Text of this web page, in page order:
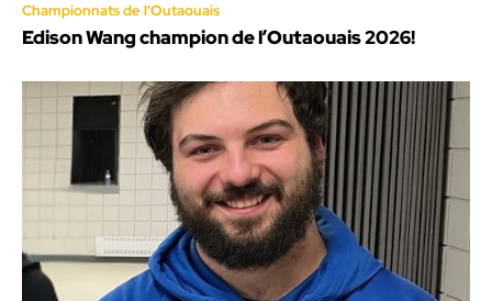
Championnats de l'Outaouais
Edison Wang champion de l’Outaouais 2026!